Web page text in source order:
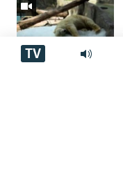
TV